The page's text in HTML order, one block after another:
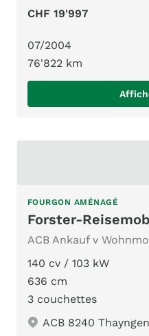
CHF 19'997
07/2004
76'822 km
FOURGON AMÉNAGÉ
140 cv / 103 kW
636 cm
3 couchettes
ACB 8240 Thayngen